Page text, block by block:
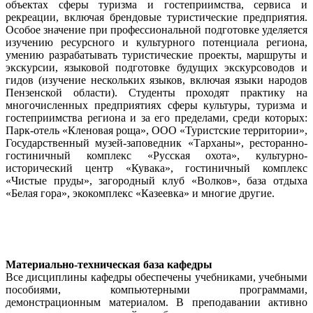
объектах сферы туризма и гостеприимства, сервиса и
рекреации, включая брендовые туристические предприятия.
Особое значение при профессиональной подготовке уделяется
изучению ресурсного и культурного потенциала региона,
умению разрабатывать туристические проекты, маршруты и
экскурсии, языковой подготовке будущих экскурсоводов и
гидов (изучение нескольких языков, включая языки народов
Пензенской области). Студенты проходят практику на
многочисленных предприятиях сферы культуры, туризма и
гостеприимства региона и за его пределами, среди которых:
Парк-отель «Кленовая роща», ООО «Туристские территории»,
Государственный музей-заповедник «Тарханы», ресторанно-
гостиничный комплекс «Русская охота», культурно-
исторический центр «Кувака», гостиничный комплекс
«Чистые пруды», загородный клуб «Волков», база отдыха
«Белая гора», экокомплекс «Казеевка» и многие другие.
Материально-техническая база кафедры
Все дисциплины кафедры обеспечены учебниками, учебными
пособиями, компьютерными программами,
демонстрационным материалом. В преподавании активно